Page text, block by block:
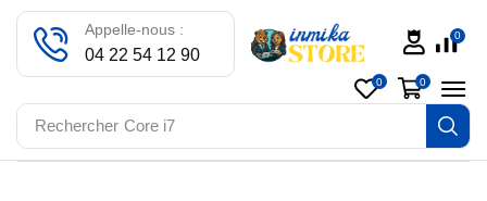
Rechercher Core i7
Appelle-nous :
04 22 54 12 90
0
0 0